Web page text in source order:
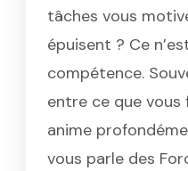
tâches vous
épuisent ? Ce
compétence.
entre ce que
anime
vous parle des